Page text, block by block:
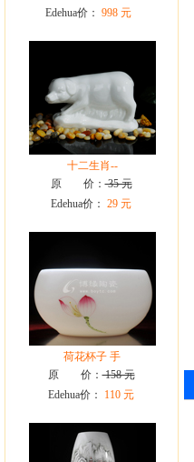
Edehua价： 998 元
十二生肖--
原 价：35 元
Edehua价： 29 元
荷花杯子 手
原 价：158 元
Edehua价：
110 元